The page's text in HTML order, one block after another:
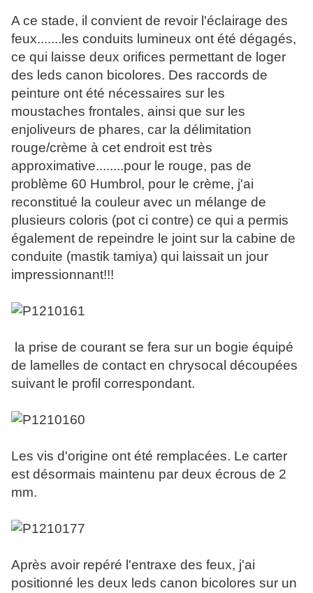
A ce stade, il convient de revoir l'éclairage des
feux.......les conduits lumineux ont été dégagés,
ce qui laisse deux orifices permettant de loger
des leds canon bicolores. Des raccords de
peinture ont été nécessaires sur les
moustaches frontales, ainsi que sur les
enjoliveurs de phares, car la délimitation
rouge/crème à cet endroit est très
approximative........pour le rouge, pas de
problème 60 Humbrol, pour le crème, j'ai
reconstitué la couleur avec un mélange de
plusieurs coloris (pot ci contre) ce qui a permis
également de repeindre le joint sur la cabine de
conduite (mastik tamiya) qui laissait un jour
impressionnant!!!
la prise de courant se fera sur un bogie équipé
de lamelles de contact en chrysocal découpées
suivant le profil correspondant.
Les vis d'origine ont été remplacées. Le carter
est désormais maintenu par deux écrous de 2
mm.
Après avoir repéré l'entraxe des feux, j'ai
positionné les deux leds canon bicolores sur un